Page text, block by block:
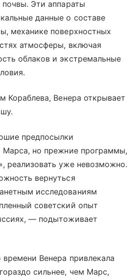
Эти аппараты
данные о составе
механике поверхностных
атмосферы, включая
облаков и экстремальные
Кораблева, Венера открывает
предпосылки
Марса, но прежние программы,
реализовать уже невозможно.
вернуться
исследованиям
советский опыт
— подытоживает
времени Венера привлекала
сильнее, чем Марс,